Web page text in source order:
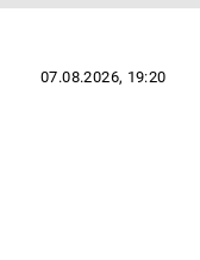
07.08.2026, 19:20